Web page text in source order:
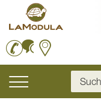
Inhalt
springen
Navigation